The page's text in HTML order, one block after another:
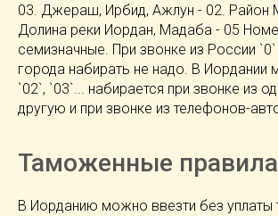
03. Джераш, Ирбид, Ажлун - 02. Район
Долина реки Иордан, Мадаба - 05
семизначные. При звонке из России
города набирать не надо. В Иордании
`02`, `03`... набирается при звонке из
другую и при звонке из телефонов-
Таможенные правила
В Иорданию можно ввезти без уплаты